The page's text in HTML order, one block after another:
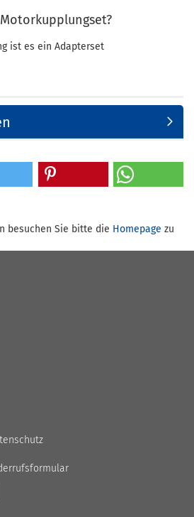
ist es ein Adapterset
besuchen Sie bitte die Homepage zu